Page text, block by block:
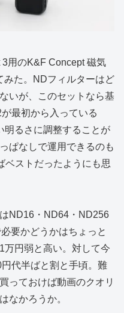
用のK&F Concept 磁気
みた。NDフィルターはど
いが、このセットなら基
最初から入っている
明るさに調整することが
ぱなしで運用できるのも
ベストだったようにも思
ND16・ND64・ND256
要かどうかはちょっと
万円弱と高い。対して今
代半ばと割と手頃。難
っておけば動画のクオリ
なかろうか。